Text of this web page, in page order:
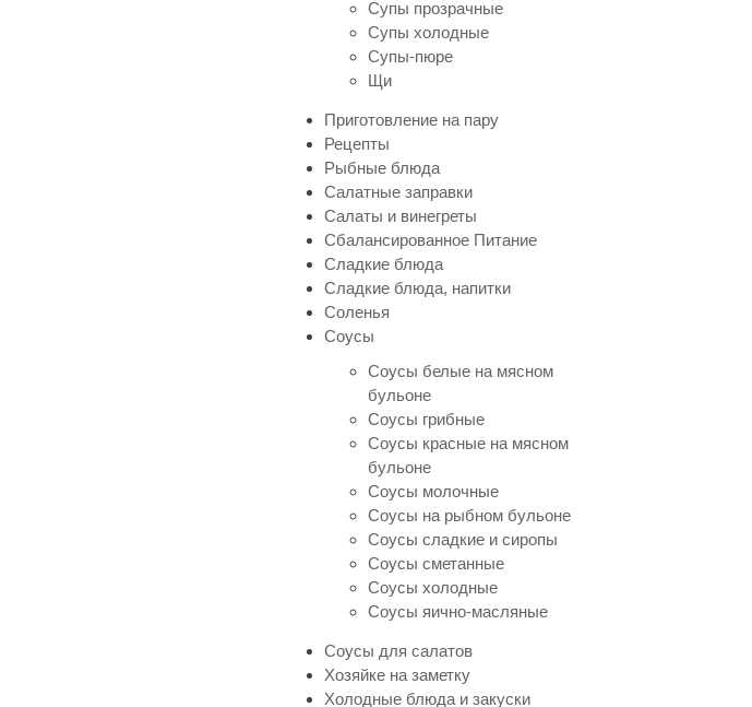
Супы прозрачные
Супы холодные
Супы-пюре
Щи
Приготовление на пару
Рецепты
Рыбные блюда
Салатные заправки
Салаты и винегреты
Сбалансированное Питание
Сладкие блюда
Сладкие блюда, напитки
Соленья
Соусы
Соусы белые на мясном
бульоне
Соусы грибные
Соусы красные на мясном
бульоне
Соусы молочные
Соусы на рыбном бульоне
Соусы сладкие и сиропы
Соусы сметанные
Соусы холодные
Соусы яично-масляные
Соусы для салатов
Хозяйке на заметку
Холодные блюда и закуски